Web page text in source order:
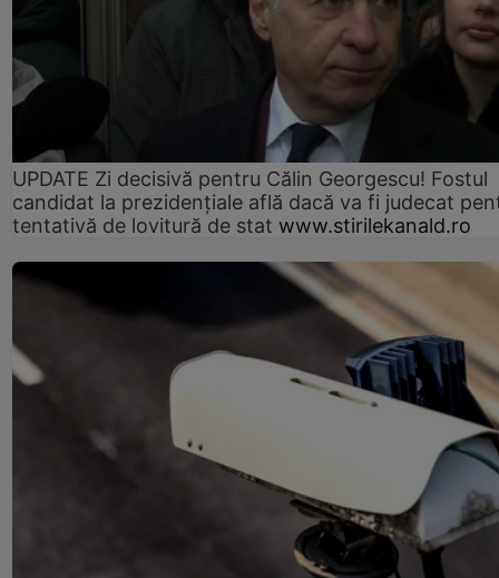
UPDATE Zi decisivă pentru Călin Georgescu! Fostul
candidat la prezidențiale află dacă va fi judecat
tentativă de lovitură de stat www.stirilekanald.ro